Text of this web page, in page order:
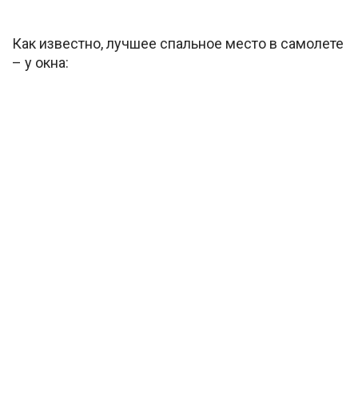
Как известно, лучшее спальное место в самолете
– у окна: